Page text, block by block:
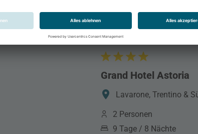
Grand Hotel Astoria
Lavarone, Trentino &
2 Personen
9 Tage / 8 Nächte